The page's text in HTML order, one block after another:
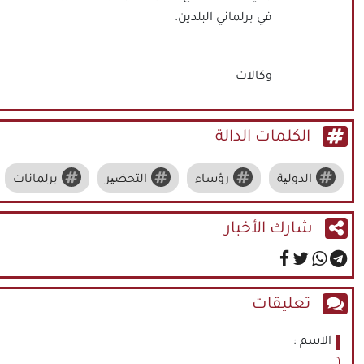
في برلماني البلدين.
وكالات
الكلمات الدالة
الدولیة رؤساء التحضیر برلمانات
شارك الأخبار
تعليقات
الاسم